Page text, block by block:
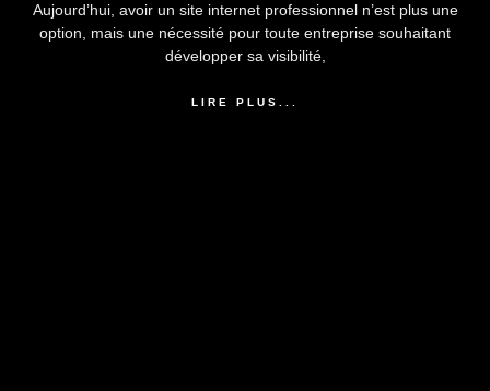
Aujourd’hui, avoir un site internet professionnel n’est plus une
option, mais une nécessité pour toute entreprise souhaitant
développer sa visibilité,
LIRE PLUS...